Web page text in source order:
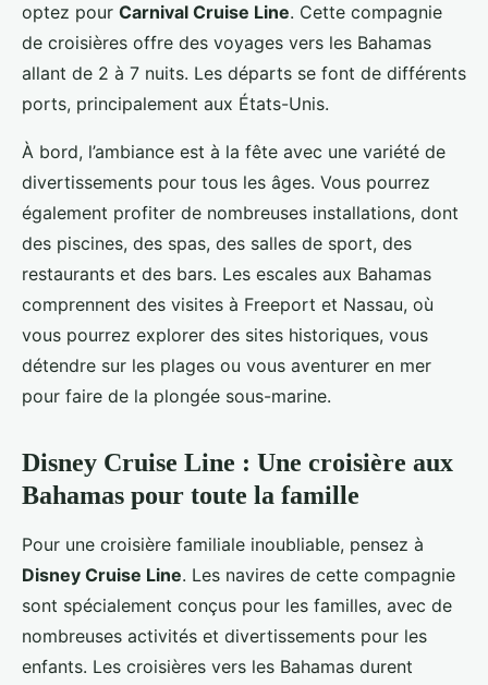
optez pour Carnival Cruise Line. Cette compagnie
de croisières offre des voyages vers les Bahamas
allant de 2 à 7 nuits. Les départs se font de différents
ports, principalement aux États-Unis.
À bord, l’ambiance est à la fête avec une variété de
divertissements pour tous les âges. Vous pourrez
également profiter de nombreuses installations, dont
des piscines, des spas, des salles de sport, des
restaurants et des bars. Les escales aux Bahamas
comprennent des visites à Freeport et Nassau, où
vous pourrez explorer des sites historiques, vous
détendre sur les plages ou vous aventurer en mer
pour faire de la plongée sous-marine.
Disney Cruise Line : Une croisière aux
Bahamas pour toute la famille
Pour une croisière familiale inoubliable, pensez à
Disney Cruise Line. Les navires de cette compagnie
sont spécialement conçus pour les familles, avec de
nombreuses activités et divertissements pour les
enfants. Les croisières vers les Bahamas durent